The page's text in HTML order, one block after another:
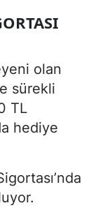
olan
sürekli
TL
hediye